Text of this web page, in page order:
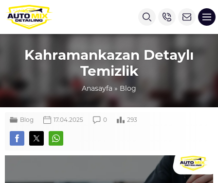
Kahramankazan Detaylı
Temizlik
Anasayfa » Blog
Blog 17.04.2025 0 293